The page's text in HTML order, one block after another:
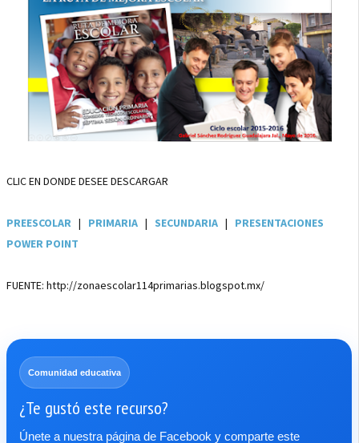
CLIC EN DONDE DESEE DESCARGAR
PREESCOLAR | PRIMARIA | SECUNDARIA | PRESENTACIONES
POWER POINT
FUENTE: http://zonaescolar114primarias.blogspot.mx/
Comunidad educativa
¿Te gustó este recurso?
Únete a nuestra página de Facebook y comparte este